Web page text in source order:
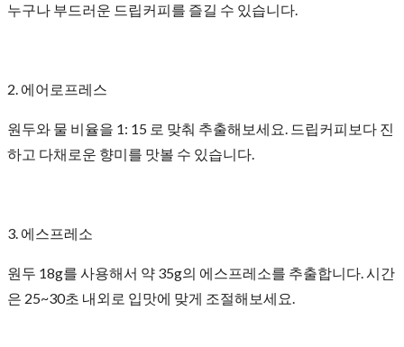
누구나 부드러운 드립커피를 즐길 수 있습니다.
2. 에어로프레스
원두와 물 비율을 1: 15 로 맞춰 추출해보세요. 드립커피보다 진
하고 다채로운 향미를 맛볼 수 있습니다.
3. 에스프레소
원두 18g를 사용해서 약 35g의 에스프레소를 추출합니다. 시간
은 25~30초 내외로 입맛에 맞게 조절해보세요.